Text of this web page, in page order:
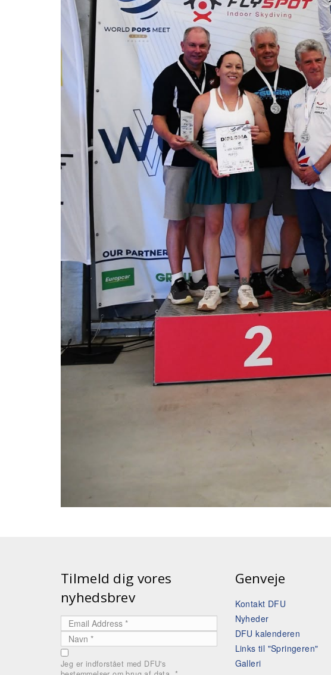
Tilmeld dig vores
nyhedsbrev
Jeg er indforstået med DFU's
Genveje
Kontakt DFU
Nyheder
DFU kalenderen
Links til "Springeren"
Galleri